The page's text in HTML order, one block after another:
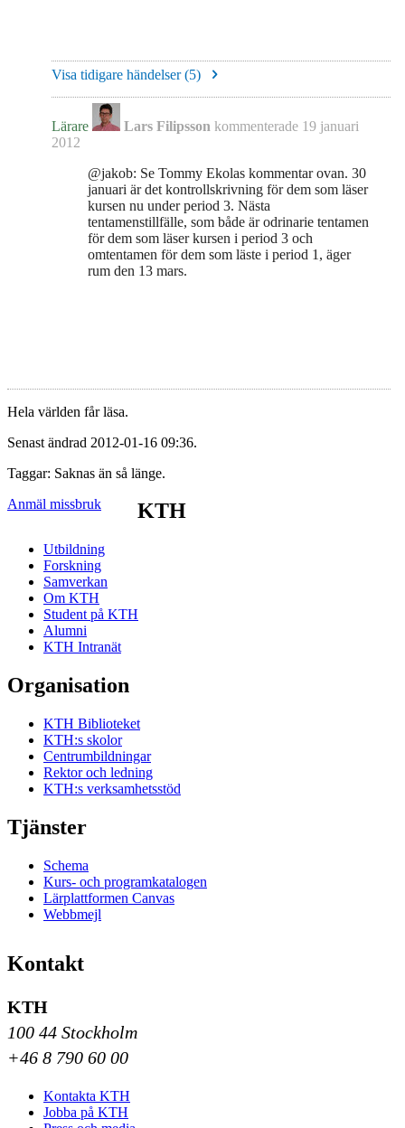
Visa tidigare händelser (5)
Lärare Lars Filipsson kommenterade 19 januari
2012
@jakob: Se Tommy Ekolas kommentar ovan. 30
januari är det kontrollskrivning för dem som läser
kursen nu under period 3. Nästa
tentamenstillfälle, som både är odrinarie tentamen
för dem som läser kursen i period 3 och
omtentamen för dem som läste i period 1, äger
rum den 13 mars.
Hela världen får läsa.
Senast ändrad 2012-01-16 09:36.
Taggar: Saknas än så länge.
Anmäl missbruk
KTH
Utbildning
Forskning
Samverkan
Om KTH
Student på KTH
Alumni
KTH Intranät
Organisation
KTH Biblioteket
KTH:s skolor
Centrumbildningar
Rektor och ledning
KTH:s verksamhetsstöd
Tjänster
Schema
Kurs- och programkatalogen
Lärplattformen Canvas
Webbmejl
Kontakt
KTH
100 44 Stockholm
+46 8 790 60 00
Kontakta KTH
Jobba på KTH